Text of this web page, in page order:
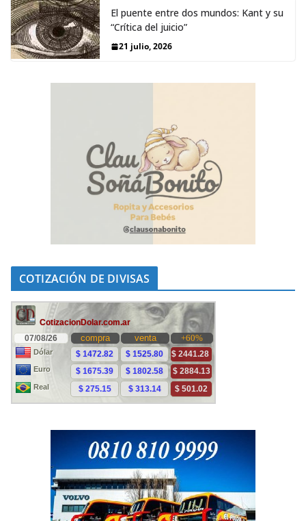
El puente entre dos mundos: Kant y su
“Crítica del juicio”
21 julio, 2026
COTIZACIÓN DE DIVISAS